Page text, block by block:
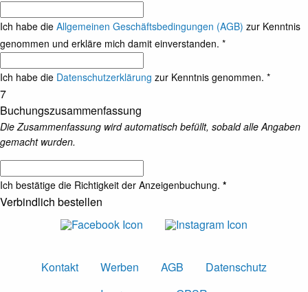
Ich habe die Allgemeinen Geschäftsbedingungen (AGB) zur Kenntnis
genommen und erkläre mich damit einverstanden. *
Ich habe die Datenschutzerklärung zur Kenntnis genommen. *
7
Buchungszusammenfassung
Die Zusammenfassung wird automatisch befüllt, sobald alle Angaben
gemacht wurden.
Ich bestätige die Richtigkeit der Anzeigenbuchung. *
Verbindlich bestellen
Kontakt Werben AGB
Datenschutz